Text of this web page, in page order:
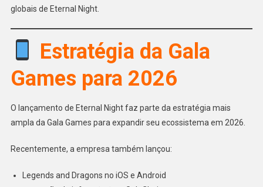
globais de Eternal Night.
Estratégia da Gala
Games para 2026
O lançamento de Eternal Night faz parte da estratégia mais
ampla da Gala Games para expandir seu ecossistema em 2026.
Recentemente, a empresa também lançou:
Legends and Dragons no iOS e Android